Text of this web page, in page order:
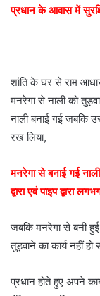
प्रधान के आवास में
शांति के घर से राम
मनरेगा से नाली को
नाली बनाई गई जबकि
रख लिया,
मनरेगा से बनाई गई
द्वारा एवं पाइप द्वारा
जबकि मनरेगा से बनी हुई
तुड़वाने का कार्य नहीं हो
प्रधान होते हुए अपने